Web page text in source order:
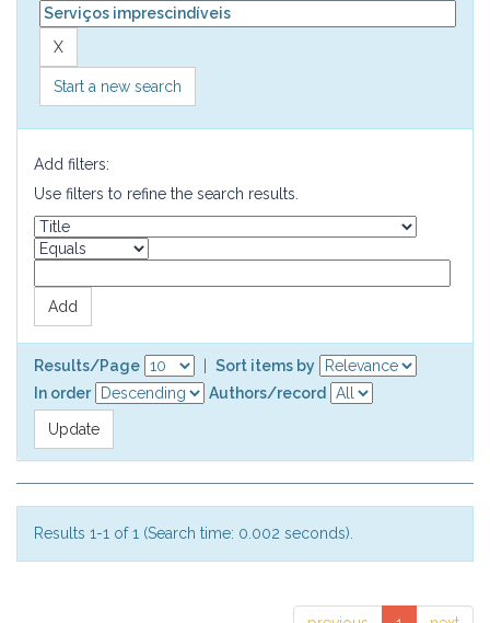
Start a new search
Add filters:
Use filters to refine the search results.
Results/Page
Sort items by
In order
Authors/record
Results 1-1 of 1 (Search time: 0.002 seconds).